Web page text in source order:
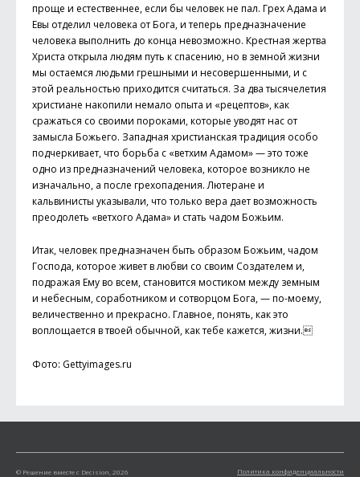
проще и естественнее, если бы человек не пал. Грех Адама и
Евы отделил человека от Бога, и теперь предназначение
человека выполнить до конца невозможно. Крестная жертва
Христа открыла людям путь к спасению, но в земной жизни
мы остаемся людьми грешными и несовершенными, и с
этой реальностью приходится считаться. За два тысячелетия
христиане накопили немало опыта и «рецептов», как
сражаться со своими пороками, которые уводят нас от
замысла Божьего. Западная христианская традиция особо
подчеркивает, что борьба с «ветхим Адамом» — это тоже
одно из предназначений человека, которое возникло не
изначально, а после грехопадения. Лютеране и
кальвинисты указывали, что только вера дает возможность
преодолеть «ветхого Адама» и стать чадом Божьим.
Итак, человек предназначен быть образом Божьим, чадом
Господа, которое живет в любви со своим Создателем и,
подражая Ему во всем, становится мостиком между земным
и небесным, соработником и сотворцом Бога, — по-моему,
величественно и прекрасно. Главное, понять, как это
воплощается в твоей обычной, как тебе кажется, жизни.
Фото: Gettyimages.ru
Политика конфиденциальности
© Решение вместе с Decision, 2026